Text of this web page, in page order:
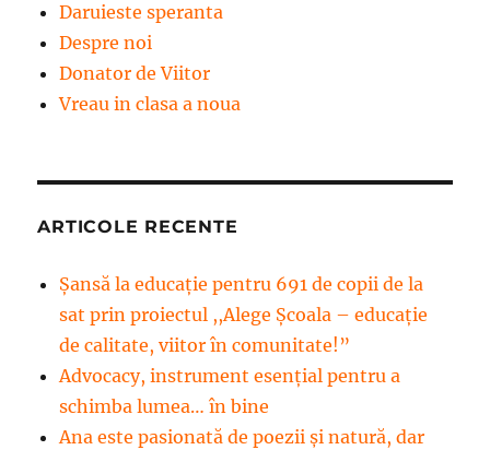
Daruieste speranta
Despre noi
Donator de Viitor
Vreau in clasa a noua
ARTICOLE RECENTE
Șansă la educație pentru 691 de copii de la
sat prin proiectul ,,Alege Școala – educație
de calitate, viitor în comunitate!”
Advocacy, instrument esenţial pentru a
schimba lumea… în bine
Ana este pasionată de poezii și natură, dar